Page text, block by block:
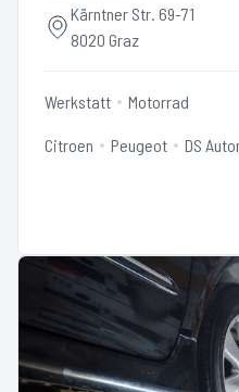
Kärntner Str. 69-71
8020 Graz
Werkstatt Motorrad
Citroen Peugeot DS